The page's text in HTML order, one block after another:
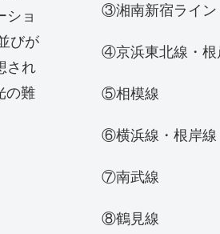
ショ
びが
され
の難
③湘南新宿ライン
④京浜東北線・根
⑤相模線
⑥横浜線・根岸線
⑦南武線
⑧鶴見線